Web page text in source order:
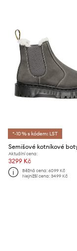
*-10 % s kódem: LST
Aktuální cena:
3299 Kč
Běžná cena:6099 Kč
Nejnižší cena:3499 Kč